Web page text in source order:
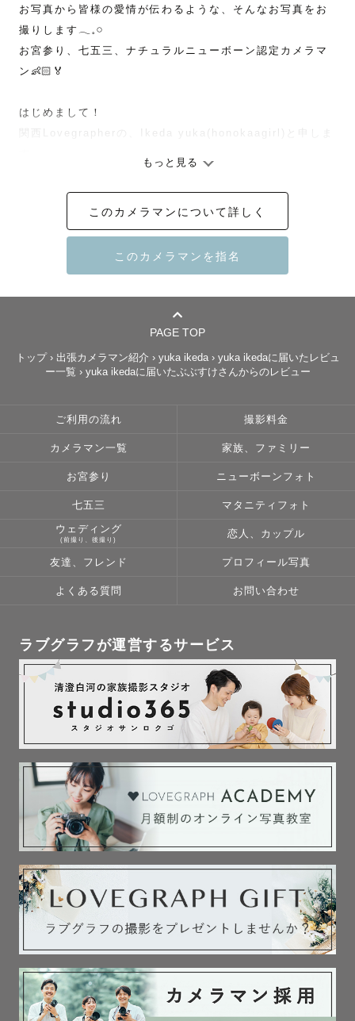
お写真から皆様の愛情が伝わるような、そんなお写真をお
撮りします𓂃𓈒𓏸
お宮参り、七五三、ナチュラルニューボーン認定カメラマ
ン👶🏻🏅
はじめまして！
関西Lovegrapherの、Ikeda yuka(honokaagirl)と申しま
５歳のひょうきんなのに極度の内弁慶な次男の兄弟を育て
るママです𓅿⋰お子様の気持ちを汲み取る事が得意です♩
大阪の写真専門学校を卒業後、写真歴は20年になります。
主役のお子様はもちろんなのですが、皆様がお子様を見守
る温かい視線や笑顔、その日の楽しかった雰囲気をありの
まま、私が代わりに残させていただきます！☺︎
どうしようもなく自由でも、大丈夫です☺︎♡
特別な日の中にも垣間見える、普段のご家族の雰囲気や、
今しかないご家族のかたちを特別と日常を織り交ぜて撮影
させて頂きます！
として思い出せるように想いを込めて𓂃𓈒𓏸
皆様にとってのかけがえのない時間を、友達や親戚のよう
なポジションで
一枚一枚大切に、切り撮らせて頂けたら嬉しいです⚐ ˒˒
どんなことでもお気軽に、友達に相談するくらいのお気持
ちでご相談くださいね☺︎
＊レタッチに関して
写真に写ったお子様の肌質から、将来息づかいや匂いまで
思い出せるよう、肌の質感にこだわり、色味もできるだけ
綺麗に見える様にと、柔らかく、ご家族の雰囲気や場所に
合ったレタッチを心がけております。
＊撮影の時間帯について
平日9：00〜16：00、休日9：00〜17：00頃が対応可能時
間となっております。
おすすめの時間帯としては、14時以降の光が柔らかくて優
しい感じのお写真が撮れるのでおすすめです！！
もっと見る
このカメラマンについて詳しく
PAGE TOP
トップ› 出張カメラマン紹介 › yuka ikeda› yuka ikedaに届いたレビュ
ー一覧 › yuka ikedaに届いたぶぶすけさんからのレビュー
ご利用の流れ 撮影料金
カメラマン一覧 家族、ファミリー
お宮参り ニューボーンフォト
七五三 マタニティフォト
ウェディング
(前撮り、後撮り)
恋人、カップル
友達、フレンド プロフィール写真
よくある質問 お問い合わせ
ラブグラフが運営するサービス